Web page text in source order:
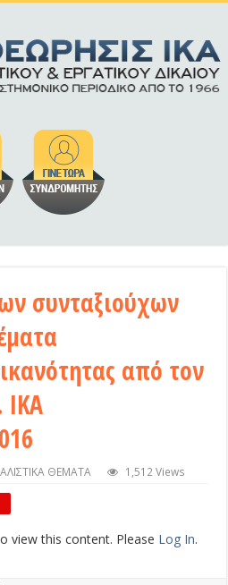
συνταξιούχων
από τον
ΘΕΜΑΤΑ 1,512 Views
view this content. Please Log In.